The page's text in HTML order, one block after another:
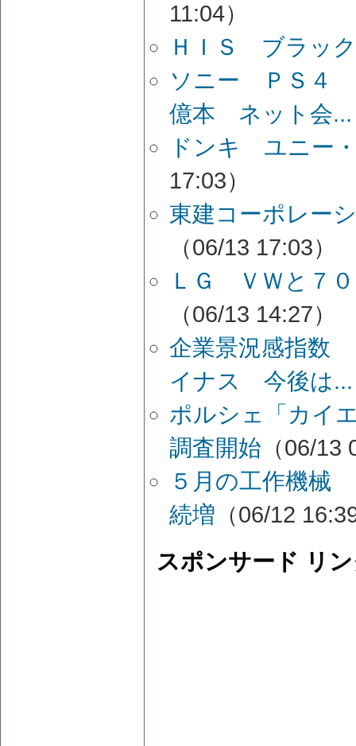
11:04）
ＨＩＳ ブラッ
ソニー ＰＳ４
億本 ネット会...
ドンキ ユニー
17:03）
東建コーポレー
（06/13 17:03）
ＬＧ ＶＷと７
（06/13 14:27）
企業景況感指数
イナス 今後は...
ポルシェ「カイ
調査開始 （06/13
５月の工作機
続増 （06/12
スポンサード リ